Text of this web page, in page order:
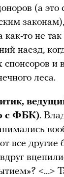
(а это
то не
наезд,
спонсоров и
леса.
с ФБК).
все другие
<…>